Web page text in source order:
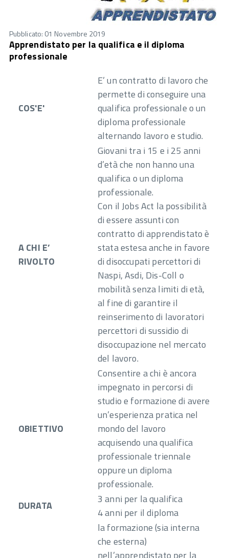
Pubblicato: 01 Novembre 2019
Apprendistato per la qualifica e il diploma
professionale
COS'E'
E’ un contratto di lavoro che
permette di conseguire una
qualifica professionale o un
diploma professionale
alternando lavoro e studio.
A CHI E’
RIVOLTO
Giovani tra i 15 e i 25 anni
d’età che non hanno una
qualifica o un diploma
professionale.
Con il Jobs Act la possibilità
di essere assunti con
contratto di apprendistato è
stata estesa anche in favore
di disoccupati percettori di
Naspi, Asdi, Dis-Coll o
mobilità senza limiti di età,
al fine di garantire il
reinserimento di lavoratori
percettori di sussidio di
disoccupazione nel mercato
del lavoro.
OBIETTIVO
Consentire a chi è ancora
impegnato in percorsi di
studio e formazione di avere
un’esperienza pratica nel
mondo del lavoro
acquisendo una qualifica
professionale triennale
oppure un diploma
professionale.
DURATA
3 anni per la qualifica
4 anni per il diploma
la formazione (sia interna
che esterna)